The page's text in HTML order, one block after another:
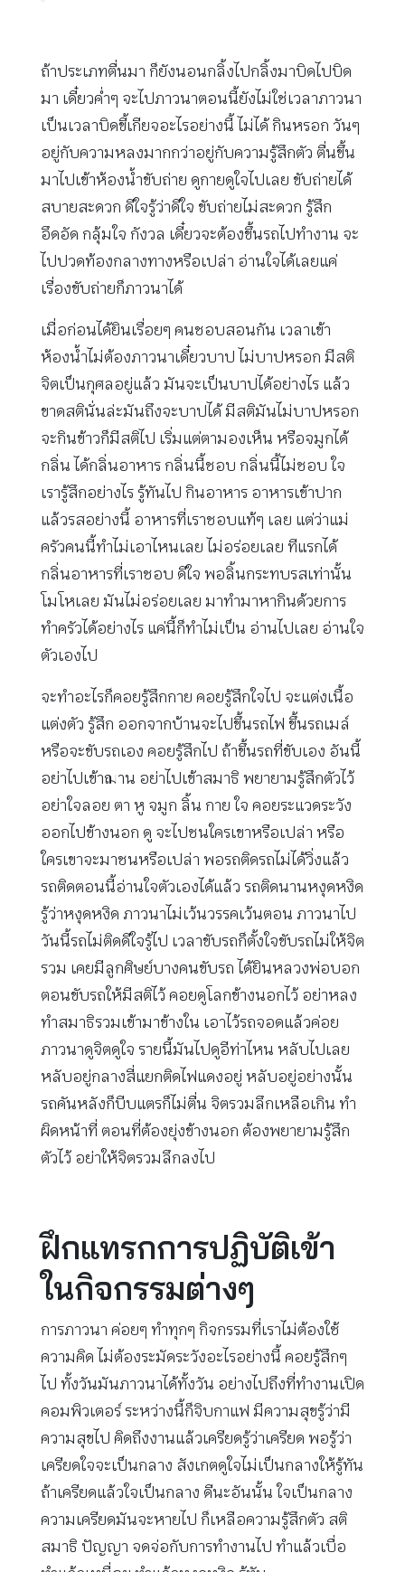
ถ้าประเภทตื่นมา ก็ยังนอนกลิ้งไปกลิ้งมาบิดไปบิด
มา เดี๋ยวค่ำๆ จะไปภาวนาตอนนี้ยังไม่ใช่เวลาภาวนา
เป็นเวลาบิดขี้เกียจอะไรอย่างนี้ ไม่ได้ กินหรอก วันๆ
อยู่กับความหลงมากกว่าอยู่กับความรู้สึกตัว ตื่นขึ้น
มาไปเข้าห้องน้ำขับถ่าย ดูกายดูใจไปเลย ขับถ่ายได้
สบายสะดวก ดีใจรู้ว่าดีใจ ขับถ่ายไม่สะดวก รู้สึก
อึดอัด กลุ้มใจ กังวล เดี๋ยวจะต้องขึ้นรถไปทำงาน จะ
ไปปวดท้องกลางทางหรือเปล่า อ่านใจได้เลยแค่
เรื่องขับถ่ายก็ภาวนาได้
เมื่อก่อนได้ยินเรื่อยๆ คนชอบสอนกัน เวลาเข้า
ห้องน้ำไม่ต้องภาวนาเดี๋ยวบาป ไม่บาปหรอก มีสติ
จิตเป็นกุศลอยู่แล้ว มันจะเป็นบาปได้อย่างไร แล้ว
ขาดสตินั่นล่ะมันถึงจะบาปได้ มีสติมันไม่บาปหรอก
จะกินข้าวก็มีสติไป เริ่มแต่ตามองเห็น หรือจมูกได้
กลิ่น ได้กลิ่นอาหาร กลิ่นนี้ชอบ กลิ่นนี้ไม่ชอบ ใจ
เรารู้สึกอย่างไร รู้ทันไป กินอาหาร อาหารเข้าปาก
แล้วรสอย่างนี้ อาหารที่เราชอบแท้ๆ เลย แต่ว่าแม่
ครัวคนนี้ทำไม่เอาไหนเลย ไม่อร่อยเลย ทีแรกได้
กลิ่นอาหารที่เราชอบ ดีใจ พอลิ้นกระทบรสเท่านั้น
โมโหเลย มันไม่อร่อยเลย มาทำมาหากินด้วยการ
ทำครัวได้อย่างไร แค่นี้ก็ทำไม่เป็น อ่านไปเลย อ่านใจ
ตัวเองไป
จะทำอะไรก็คอยรู้สึกกาย คอยรู้สึกใจไป จะแต่งเนื้อ
แต่งตัว รู้สึก ออกจากบ้านจะไปขึ้นรถไฟ ขึ้นรถเมล์
หรือจะขับรถเอง คอยรู้สึกไป ถ้าขึ้นรถที่ขับเอง อันนี้
อย่าไปเข้าฌาน อย่าไปเข้าสมาธิ พยายามรู้สึกตัวไว้
อย่าใจลอย ตา หู จมูก ลิ้น กาย ใจ คอยระแวดระวัง
ออกไปข้างนอก ดู จะไปชนใครเขาหรือเปล่า หรือ
ใครเขาจะมาชนหรือเปล่า พอรถติดรถไม่ได้วิ่งแล้ว
รถติดตอนนี้อ่านใจตัวเองได้แล้ว รถติดนานหงุดหงิด
รู้ว่าหงุดหงิด ภาวนาไม่เว้นวรรคเว้นตอน ภาวนาไป
วันนี้รถไม่ติดดีใจรู้ไป เวลาขับรถก็ตั้งใจขับรถไม่ให้จิต
รวม เคยมีลูกศิษย์บางคนขับรถ ได้ยินหลวงพ่อบอก
ตอนขับรถให้มีสติไว้ คอยดูโลกข้างนอกไว้ อย่าหลง
ทำสมาธิรวมเข้ามาข้างใน เอาไว้รถจอดแล้วค่อย
ภาวนาดูจิตดูใจ รายนี้มันไปดูอีท่าไหน หลับไปเลย
หลับอยู่กลางสี่แยกติดไฟแดงอยู่ หลับอยู่อย่างนั้น
รถคันหลังก็บีบแตรก็ไม่ตื่น จิตรวมลึกเหลือเกิน ทำ
ผิดหน้าที่ ตอนที่ต้องยุ่งข้างนอก ต้องพยายามรู้สึก
ตัวไว้ อย่าให้จิตรวมลึกลงไป
ฝึกแทรกการปฏิบัติเข้า
ในกิจกรรมต่างๆ
การภาวนา ค่อยๆ ทำทุกๆ กิจกรรมที่เราไม่ต้องใช้
ความคิด ไม่ต้องระมัดระวังอะไรอย่างนี้ คอยรู้สึกๆ
ไป ทั้งวันมันภาวนาได้ทั้งวัน อย่างไปถึงที่ทำงานเปิด
คอมพิวเตอร์ ระหว่างนี้ก็จิบกาแฟ มีความสุขรู้ว่ามี
ความสุขไป คิดถึงงานแล้วเครียดรู้ว่าเครียด พอรู้ว่า
เครียดใจจะเป็นกลาง สังเกตดูใจไม่เป็นกลางให้รู้ทัน
ถ้าเครียดแล้วใจเป็นกลาง ดีนะอันนั้น ใจเป็นกลาง
ความเครียดมันจะหายไป ก็เหลือความรู้สึกตัว สติ
สมาธิ ปัญญา จดจ่อกับการทำงานไป ทำแล้วเบื่อ